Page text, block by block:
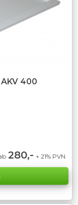
400
280,- + 21% PVN